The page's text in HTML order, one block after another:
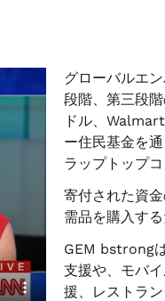
グローバルエ
段階、第三段
ドル、
ー住民基金を
ラップトップコ
寄付された資
需品を購入す
GEM bstrong
支援や、モバ
援、レストラ